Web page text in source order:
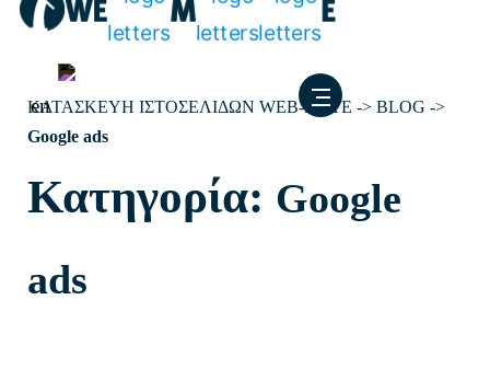
Μετάβαση
περιεχόμενο
en
ΚΑΤΑΣΚΕΥΗ ΙΣΤΟΣΕΛΙΔΩΝ WEB-MATE ->BLOG ->
Google ads
Κατηγορία: Google
ads